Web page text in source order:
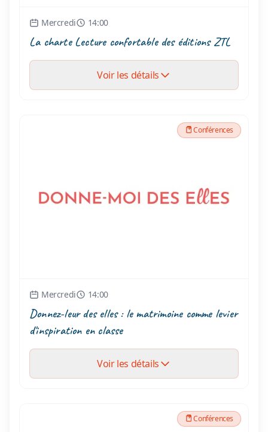
Mercredi 14:00
La charte Lecture confortable des éditions ZTL
Voir les détails
Conférences
Mercredi 14:00
Donnez-leur des elles : le matrimoine comme levier
d'inspiration en classe
Voir les détails
Conférences